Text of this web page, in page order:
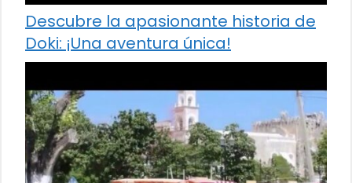
Descubre la apasionante historia de
Doki: ¡Una aventura única!